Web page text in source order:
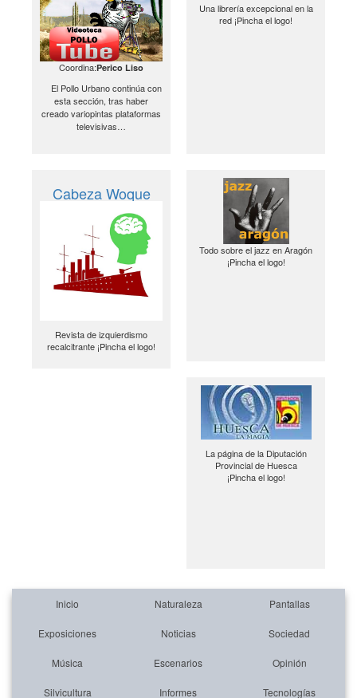
Coordina:Perico Liso
El Pollo Urbano continúa con
esta sección, tras haber
creado variopintas plataformas
televisivas…
Una librería excepcional en la
red ¡Pincha el logo!
Cabeza Woque
Revista de izquierdismo
recalcitrante ¡Pincha el logo!
Todo sobre el jazz en Aragón
¡Pincha el logo!
La página de la Diputación
Provincial de Huesca
¡Pincha el logo!
Inicio Naturaleza Pantallas
Exposiciones Noticias Sociedad
Música Escenarios Opinión
Silvicultura Informes Tecnologías